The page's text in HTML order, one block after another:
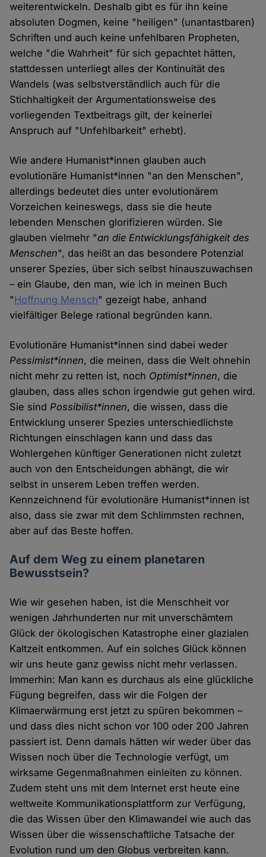
weiterentwickeln. Deshalb gibt es für ihn keine
absoluten Dogmen, keine "heiligen" (unantastbaren)
Schriften und auch keine unfehlbaren Propheten,
welche "die Wahrheit" für sich gepachtet hätten,
stattdessen unterliegt alles der Kontinuität des
Wandels (was selbstverständlich auch für die
Stichhaltigkeit der Argumentationsweise des
vorliegenden Textbeitrags gilt, der keinerlei
Anspruch auf "Unfehlbarkeit" erhebt).
Wie andere Humanist*innen glauben auch
evolutionäre Humanist*innen "an den Menschen",
allerdings bedeutet dies unter evolutionärem
Vorzeichen keineswegs, dass sie die heute
lebenden Menschen glorifizieren würden. Sie
glauben vielmehr "an die Entwicklungsfähigkeit des
Menschen", das heißt an das besondere Potenzial
unserer Spezies, über sich selbst hinauszuwachsen
– ein Glaube, den man, wie ich in meinen Buch
"Hoffnung Mensch" gezeigt habe, anhand
vielfältiger Belege rational begründen kann.
Evolutionäre Humanist*innen sind dabei weder
Pessimist*innen, die meinen, dass die Welt ohnehin
nicht mehr zu retten ist, noch Optimist*innen, die
glauben, dass alles schon irgendwie gut gehen wird.
Sie sindPossibilist*innen, die wissen, dass die
Entwicklung unserer Spezies unterschiedlichste
Richtungen einschlagen kann und dass das
Wohlergehen künftiger Generationen nicht zuletzt
auch von den Entscheidungen abhängt, die wir
selbst in unserem Leben treffen werden.
Kennzeichnend für evolutionäre Humanist*innen ist
also, dass sie zwar mit dem Schlimmsten rechnen,
aber auf das Beste hoffen.
Auf dem Weg zu einem planetaren
Bewusstsein?
Wie wir gesehen haben, ist die Menschheit vor
wenigen Jahrhunderten nur mit unverschämtem
Glück der ökologischen Katastrophe einer glazialen
Kaltzeit entkommen. Auf ein solches Glück können
wir uns heute ganz gewiss nicht mehr verlassen.
Immerhin: Man kann es durchaus als eine glückliche
Fügung begreifen, dass wir die Folgen der
Klimaerwärmung erst jetzt zu spüren bekommen –
und dass dies nicht schon vor 100 oder 200 Jahren
passiert ist. Denn damals hätten wir weder über das
Wissen noch über die Technologie verfügt, um
wirksame Gegenmaßnahmen einleiten zu können.
Zudem steht uns mit dem Internet erst heute eine
weltweite Kommunikationsplattform zur Verfügung,
die das Wissen über den Klimawandel wie auch das
Wissen über die wissenschaftliche Tatsache der
Evolution rund um den Globus verbreiten kann.